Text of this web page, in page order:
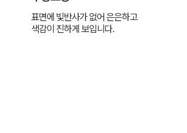
표면에 빛반사가 없어 은은하고
색감이 진하게 보입니다.